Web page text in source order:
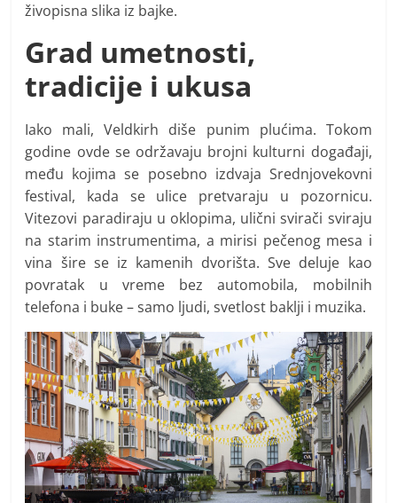
živopisna slika iz bajke.
Grad umetnosti,
tradicije i ukusa
Iako mali, Veldkirh diše punim plućima. Tokom
godine ovde se održavaju brojni kulturni događaji,
među kojima se posebno izdvaja Srednjovekovni
festival, kada se ulice pretvaraju u pozornicu.
Vitezovi paradiraju u oklopima, ulični svirači sviraju
na starim instrumentima, a mirisi pečenog mesa i
vina šire se iz kamenih dvorišta. Sve deluje kao
povratak u vreme bez automobila, mobilnih
telefona i buke – samo ljudi, svetlost baklji i muzika.